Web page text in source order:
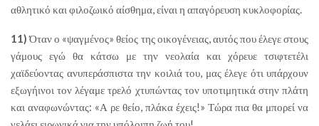
αθλητικό και φιλοζωικό αίσθημα, είναι η απαγόρευση κυκλοφορίας.
11)Όταν ο «ψαγμένος» θείος της οικογένειας, αυτός που έλεγε στους
γάμους εγώ θα κάτσω με την νεολαία και χόρευε τσιφτετέλι
χαϊδεύοντας ανυπεράσπιστα την κοιλιά του, μας έλεγε ότι υπάρχουν
εξωγήινοι τον λέγαμε τρελό χτυπώντας τον υποτιμητικά στην πλάτη
και αναφωνώντας: «Α ρε θείο, πλάκα έχεις!» Τώρα πια θα μπορεί να